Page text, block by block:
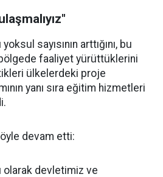
sayısının arttığını, bu
faaliyet yürüttüklerini
ülkelerdeki proje
yanı sıra eğitim hizmetleri
devam etti:
olarak devletimiz ve